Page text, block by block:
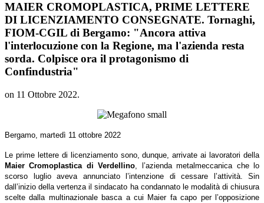
MAIER CROMOPLASTICA, PRIME LETTERE
DI LICENZIAMENTO CONSEGNATE. Tornaghi,
FIOM-CGIL di Bergamo: "Ancora attiva
l'interlocuzione con la Regione, ma l'azienda resta
sorda. Colpisce ora il protagonismo di
Confindustria"
on 11 Ottobre 2022.
Bergamo, martedì 11 ottobre 2022
Le prime lettere di licenziamento sono, dunque, arrivate ai lavoratori della
Maier Cromoplastica di Verdellino, l’azienda metalmeccanica che lo
scorso luglio aveva annunciato l’intenzione di cessare l’attività. Sin
dall’inizio della vertenza il sindacato ha condannato le modalità di chiusura
scelte dalla multinazionale basca a cui Maier fa capo per l’opposizione